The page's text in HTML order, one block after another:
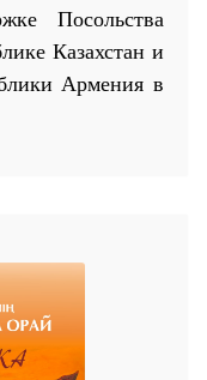
Посольства
Казахстан и
Армения в